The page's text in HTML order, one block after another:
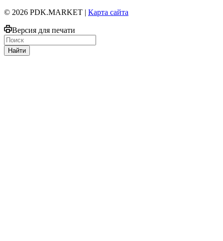
© 2026 PDK.MARKET | Карта сайта
Версия для печати
Найти